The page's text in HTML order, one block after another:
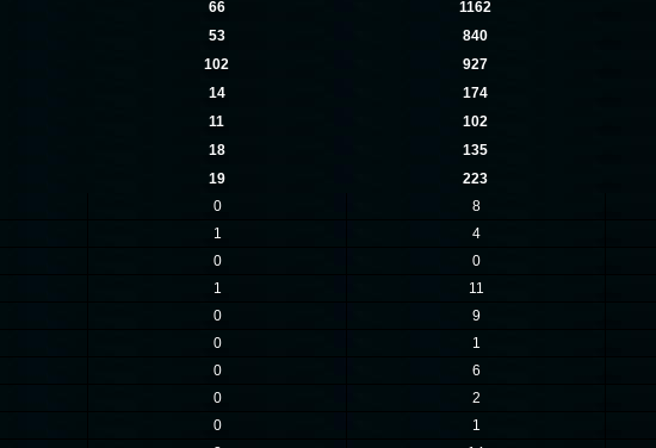
66
1162
53
840
102
927
14
174
11
102
18
135
19
223
0
8
1
4
0
0
1
11
0
9
0
1
0
6
0
2
0
1